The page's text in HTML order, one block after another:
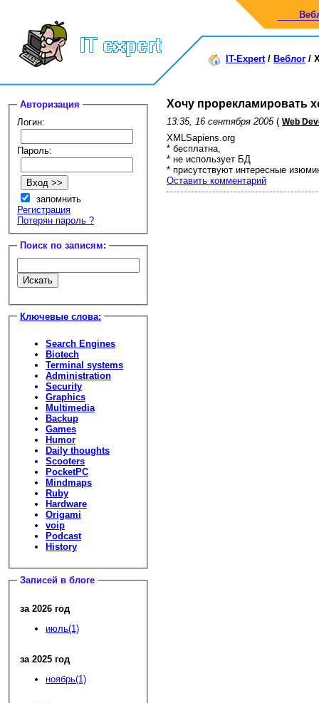
IT-Expert/ Веблог /
Авторизация
Логин:
Пароль:
запомнить
Регистрация
Потерян пароль ?
Поиск по записям:
Ключевые слова:
Search Engines
Biotech
Terminal systems
Administration
Security
Graphics
Multimedia
Backup
Games
Humor
Daily thoughts
Scooters
PocketPC
Mindmaps
Ruby
Hardware
Origami
voip
Podcast
History
Записей в блоге
за 2026 год
июль(1)
за 2025 год
ноябрь(1)
Хочу прорекламировать
13:35, 16 сентября 2005 ( Web
XMLSapiens.org
* бесплатна,
* не использует БД
* присутствуют интересные
Оставить комментарий